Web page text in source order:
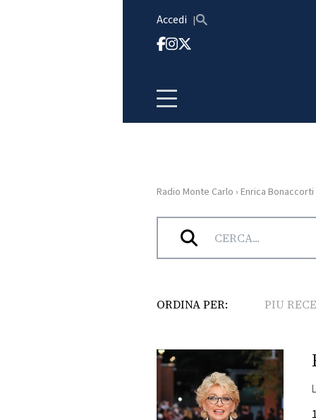
Accedi
HOME
RADIO
NEWS
Radio Monte Carlo › Enrica Bonaccorti
Tag:Enrica Bonaccorti
ORDINA PER: PIU